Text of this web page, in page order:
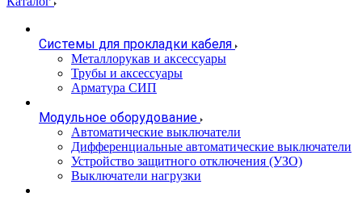
Системы для прокладки кабеля
Металлорукав и аксессуары
Трубы и аксессуары
Арматура СИП
Модульное оборудование
Автоматические выключатели
Дифференциальные автоматические выключатели
Устройство защитного отключения (УЗО)
Выключатели нагрузки